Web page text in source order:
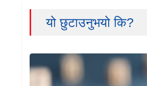
यो छुटाउनुभयो कि?